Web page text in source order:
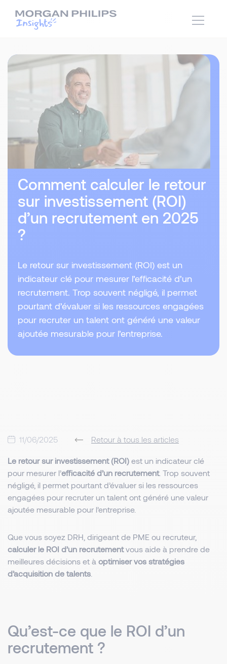
Comment calculer le retour
sur investissement (ROI)
d’un recrutement en 2025
?
Le retour sur investissement (ROI) est un
indicateur clé pour mesurer l’efficacité d’un
recrutement. Trop souvent négligé, il permet
pourtant d’évaluer si les ressources engagées
pour recruter un talent ont généré une valeur
ajoutée mesurable pour l’entreprise.
11/06/2025 Retour à tous les articles
Le retour sur investissement (ROI) est un indicateur clé
pour mesurer l’efficacité d’un recrutement. Trop souvent
négligé, il permet pourtant d’évaluer si les ressources
engagées pour recruter un talent ont généré une valeur
ajoutée mesurable pour l’entreprise.
Que vous soyez DRH, dirigeant de PME ou recruteur,
calculer le ROI d’un recrutementvous aide à prendre de
meilleures décisions et à optimiser vos stratégies
d’acquisition de talents
Qu’est-ce que le ROI d’un
recrutement ?